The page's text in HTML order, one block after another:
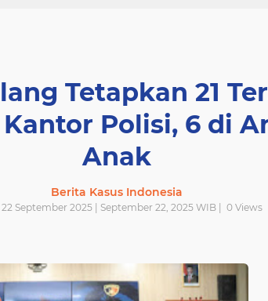
Tetapkan 21
Polisi, 6 di
Anak
Berita Kasus Indonesia
22 September 2025 | September 22, 2025 WIB | 0 Views